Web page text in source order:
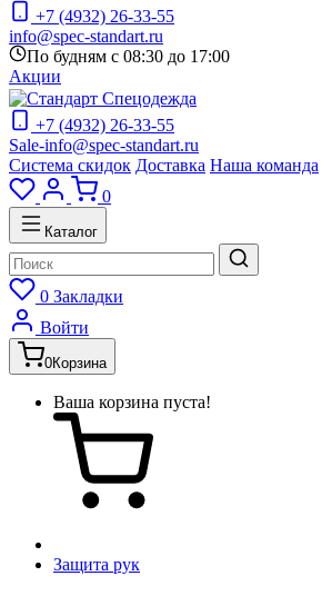
+7 (4932) 26-33-55
info@spec-standart.ru
По будням с 08:30 до 17:00
Акции
+7 (4932) 26-33-55
Sale-info@spec-standart.ru
Система скидок Доставка Наша команда
0
Каталог
0 Закладки
Войти
0Корзина
Ваша корзина пуста!
Защита рук